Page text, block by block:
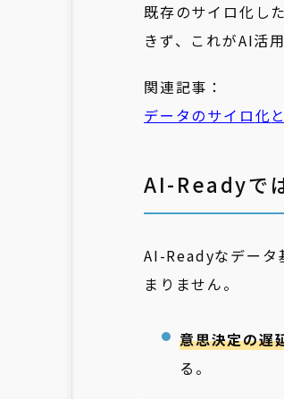
既存のサイロ化し
きず、これがAI活
関連記事：
データのサイロ化
AI-Readyで
AI-Readyなデータ
まりません。
意思決定の遅
る。